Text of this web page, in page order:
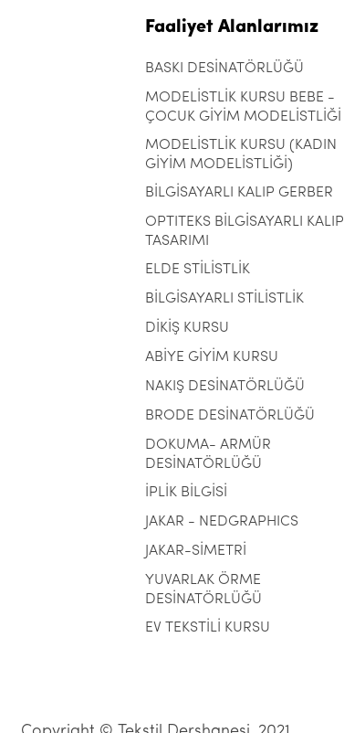
Faaliyet Alanlarımız
BASKI DESİNATÖRLÜĞÜ
MODELİSTLİK KURSU BEBE -
ÇOCUK GİYİM MODELİSTLİĞİ
MODELİSTLİK KURSU (KADIN
GİYİM MODELİSTLİĞİ)
BİLGİSAYARLI KALIP GERBER
OPTITEKS BİLGİSAYARLI KALIP
TASARIMI
ELDE STİLİSTLİK
BİLGİSAYARLI STİLİSTLİK
DİKİŞ KURSU
ABİYE GİYİM KURSU
NAKIŞ DESİNATÖRLÜĞÜ
BRODE DESİNATÖRLÜĞÜ
DOKUMA- ARMÜR
DESİNATÖRLÜĞÜ
İPLİK BİLGİSİ
JAKAR - NEDGRAPHICS
JAKAR-SİMETRİ
YUVARLAK ÖRME
DESİNATÖRLÜĞÜ
EV TEKSTİLİ KURSU